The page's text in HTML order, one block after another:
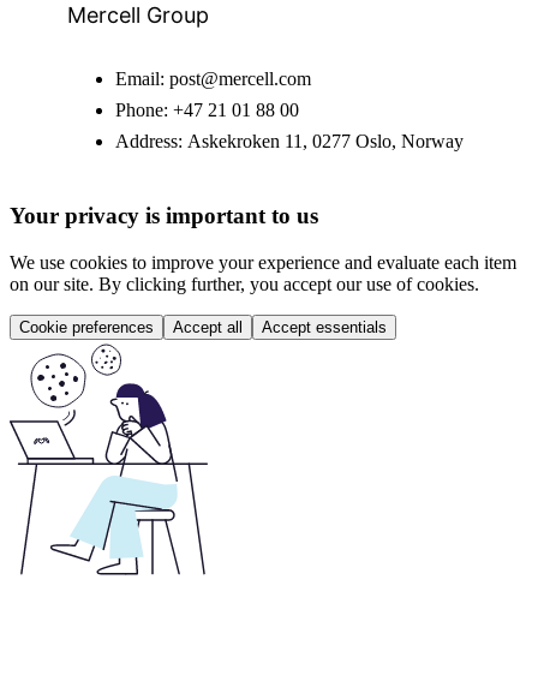
Mercell Group
Email: post@mercell.com
Phone: +47 21 01 88 00
Address: Askekroken 11, 0277 Oslo, Norway
Your privacy is important to us
We use cookies to improve your experience and evaluate each item
on our site. By clicking further, you accept our use of cookies.
Cookie preferences Accept all Accept essentials